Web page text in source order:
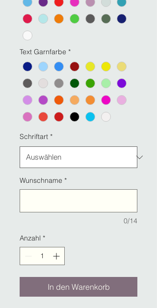
Text Garnfarbe *
Schriftart *
Wunschname *
0/14
Anzahl *
In den Warenkorb